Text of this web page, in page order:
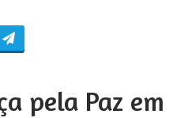
pela Paz em